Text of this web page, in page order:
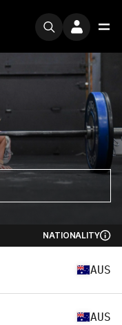
NATIONALITY
AUS
AUS